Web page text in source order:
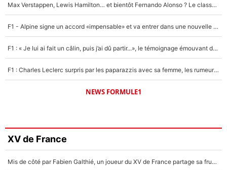
Max Verstappen, Lewis Hamilton… et bientôt Fernando Alonso ? Le classement des pilotes les mieux payés en Formule 1 risque de changer !
F1 - Alpine signe un accord «impensable» et va entrer dans une nouvelle dimension : Grande nouvelle pour Pierre Gasly !
F1 : « Je lui ai fait un câlin, puis j’ai dû partir...», le témoignage émouvant de Max Verstappen sur sa fille
F1 : Charles Leclerc surpris par les paparazzis avec sa femme, les rumeurs étaient vraies !
NEWS FORMULE1
XV de France
Mis de côté par Fabien Galthié, un joueur du XV de France partage sa frustration : «ils ne me l’ont pas dit tout de suite»